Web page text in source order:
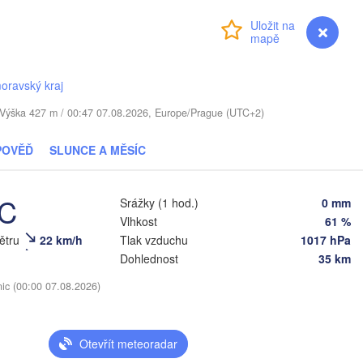
myVentusky Předpověď
kraj
427 m / 00:47 07.08.2026, Europe/Prague (UTC+2)
SLUNCE A MĚSÍC
22 km/h
Srážky (1 hod.)
0 mm
Vlhkost
61 %
Tlak vzduchu
1017 hPa
Dohlednost
35 km
(00:00 07.08.2026)
Otevřít meteoradar
(Minsk)
(Homieĺ)
Бабруйск
(Babrujsk)
(Zhytomyr)
Чернігів
(Chernihiv)
Мазыр
(Mazyr)
(Mahilioŭ)
Смоленск
BĚLORUSKO